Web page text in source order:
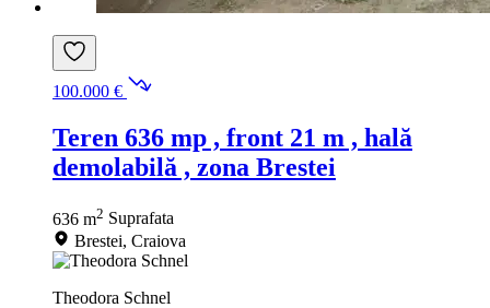
100.000 €
Teren 636 mp , front 21 m , hală
demolabilă , zona Brestei
636 m2 Suprafata
Brestei, Craiova
Theodora Schnel